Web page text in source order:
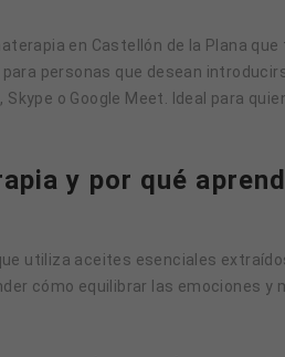
en Castellón de la Plana
personas que desean
o Google Meet. Ideal para
y por qué
utiliza aceites esenciales
cómo equilibrar las emociones y